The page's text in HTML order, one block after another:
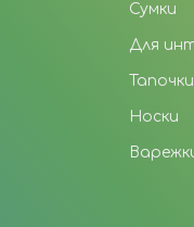
Сумки
Для
Тапочки
Носки